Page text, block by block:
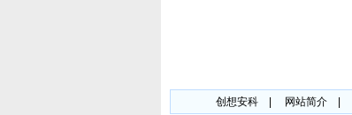
创想安科| 网站简介|